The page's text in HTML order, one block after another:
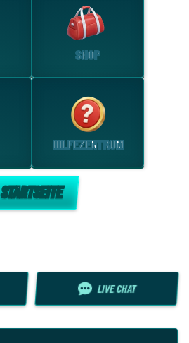
SHOP
HILFEZENTRUM
STARTSEITE
LIVE CHAT